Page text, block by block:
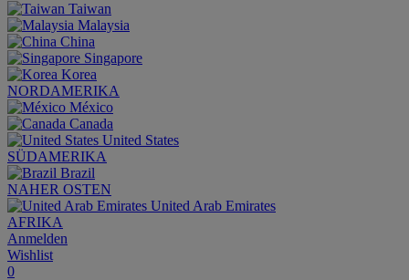
Taiwan
Malaysia
China
Singapore
Korea
NORDAMERIKA
México
Canada
United States
SÜDAMERIKA
Brazil
NAHER OSTEN
United Arab Emirates
AFRIKA
Anmelden
Wishlist
0